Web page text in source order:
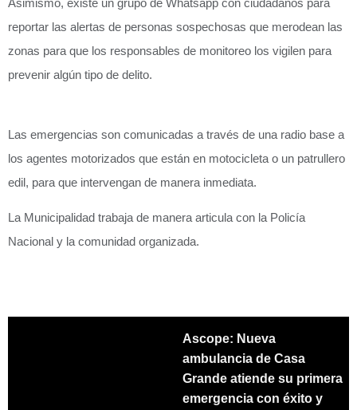
Asimismo, existe un grupo de Whatsapp con ciudadanos para
reportar las alertas de personas sospechosas que merodean las
zonas para que los responsables de monitoreo los vigilen para
prevenir algún tipo de delito.
Las emergencias son comunicadas a través de una radio base a
los agentes motorizados que están en motocicleta o un patrullero
edil, para que intervengan de manera inmediata.
La Municipalidad trabaja de manera articula con la Policía
Nacional y la comunidad organizada.
Ascope: Nueva
ambulancia de Casa
Grande atiende su primera
emergencia con éxito y